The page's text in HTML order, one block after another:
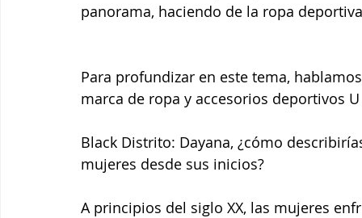
panorama, haciendo de la ropa
Para profundizar en este tema,
marca de ropa y accesorios deportivos U
Black Distrito: Dayana, ¿cómo
mujeres desde sus inicios?
A principios del siglo XX, las mujeres